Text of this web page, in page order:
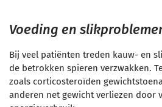
Voeding en
Bij veel patiënten treden kauw- en
de betrokken spieren verzwakken.
zoals corticosteroïden
anderen net gewicht verliezen door